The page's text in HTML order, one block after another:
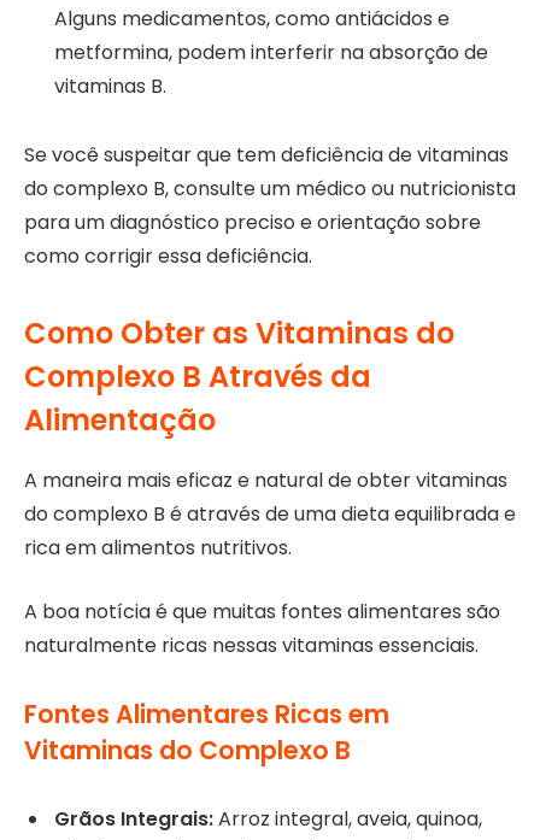
Alguns medicamentos, como antiácidos e
metformina, podem interferir na absorção de
vitaminas B.
Se você suspeitar que tem deficiência de vitaminas
do complexo B, consulte um médico ou nutricionista
para um diagnóstico preciso e orientação sobre
como corrigir essa deficiência.
Como Obter as Vitaminas do
Complexo B Através da
Alimentação
A maneira mais eficaz e natural de obter vitaminas
do complexo B é através de uma dieta equilibrada e
rica em alimentos nutritivos.
A boa notícia é que muitas fontes alimentares são
naturalmente ricas nessas vitaminas essenciais.
Fontes Alimentares Ricas em
Vitaminas do Complexo B
Grãos Integrais:Arroz integral, aveia, quinoa,